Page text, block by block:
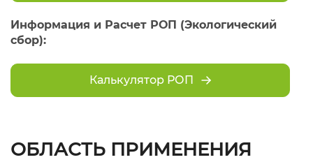
Информация и Расчет РОП (Экологический
сбор):
Калькулятор РОП
ОБЛАСТЬ ПРИМЕНЕНИЯ